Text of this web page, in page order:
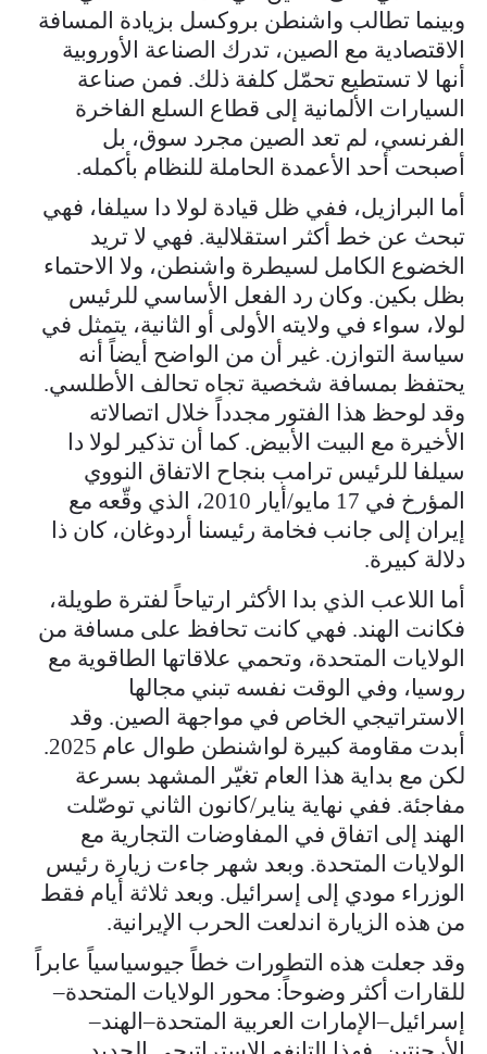
وبينما تطالب واشنطن بروكسل بزيادة المسافة
الاقتصادية مع الصين، تدرك الصناعة الأوروبية
أنها لا تستطيع تحمّل كلفة ذلك. فمن صناعة
السيارات الألمانية إلى قطاع السلع الفاخرة
الفرنسي، لم تعد الصين مجرد سوق، بل
أصبحت أحد الأعمدة الحاملة للنظام بأكمله.
أما البرازيل، ففي ظل قيادة لولا دا سيلفا، فهي
تبحث عن خط أكثر استقلالية. فهي لا تريد
الخضوع الكامل لسيطرة واشنطن، ولا الاحتماء
بظل بكين. وكان رد الفعل الأساسي للرئيس
لولا، سواء في ولايته الأولى أو الثانية، يتمثل في
سياسة التوازن. غير أن من الواضح أيضاً أنه
يحتفظ بمسافة شخصية تجاه تحالف الأطلسي.
وقد لوحظ هذا الفتور مجدداً خلال اتصالاته
الأخيرة مع البيت الأبيض. كما أن تذكير لولا دا
سيلفا للرئيس ترامب بنجاح الاتفاق النووي
المؤرخ في 17 مايو/أيار 2010، الذي وقّعه مع
إيران إلى جانب فخامة رئيسنا أردوغان، كان ذا
دلالة كبيرة.
أما اللاعب الذي بدا الأكثر ارتياحاً لفترة طويلة،
فكانت الهند. فهي كانت تحافظ على مسافة من
الولايات المتحدة، وتحمي علاقاتها الطاقوية مع
روسيا، وفي الوقت نفسه تبني مجالها
الاستراتيجي الخاص في مواجهة الصين. وقد
أبدت مقاومة كبيرة لواشنطن طوال عام 2025.
لكن مع بداية هذا العام تغيّر المشهد بسرعة
مفاجئة. ففي نهاية يناير/كانون الثاني توصّلت
الهند إلى اتفاق في المفاوضات التجارية مع
الولايات المتحدة. وبعد شهر جاءت زيارة رئيس
الوزراء مودي إلى إسرائيل. وبعد ثلاثة أيام فقط
من هذه الزيارة اندلعت الحرب الإيرانية.
وقد جعلت هذه التطورات خطاً جيوسياسياً عابراً
للقارات أكثر وضوحاً: محور الولايات المتحدة–
إسرائيل–الإمارات العربية المتحدة–الهند–